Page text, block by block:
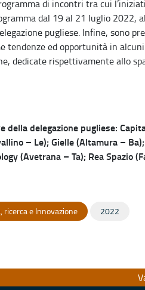
di incontri tra cui
dal 19 al 21 luglio 2022,
pugliese. Infine, sono
ed opportunità in
dedicate rispettivamente allo
delegazione pugliese:
– Le); Gielle (Altamura –
(Avetrana – Ta); Rea Spazio
ricerca e Innovazione
2022